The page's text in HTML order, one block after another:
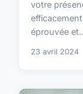
votre
éprouvée
23 avril 2024